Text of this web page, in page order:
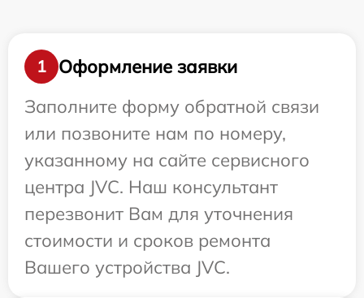
1
Оформление заявки
Заполните форму обратной связи
или позвоните нам по номеру,
указанному на сайте сервисного
центра JVC. Наш консультант
перезвонит Вам для уточнения
стоимости и сроков ремонта
Вашего устройства JVC.